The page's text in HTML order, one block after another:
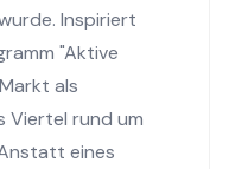
Inspiriert
"Aktive
als
Viertel rund um
eines